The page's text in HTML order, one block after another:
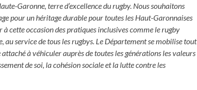
Garonne, terre d’excellence du rugby. Nous souhaitons
pour un héritage durable pour toutes les Haut-Garonnaises
cette occasion des pratiques inclusives comme le rugby
service de tous les rugbys. Le Département se mobilise tout
à véhiculer auprès de toutes les générations les valeurs
de soi, la cohésion sociale et la lutte contre les